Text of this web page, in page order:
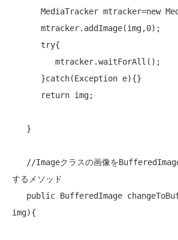
      MediaTracker mtracker=
new
try{
return img;
//Imageクラスの画像を
するメソッド
public BufferedImage
img){